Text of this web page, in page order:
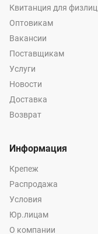
Квитанция для физлиц
Оптовикам
Вакансии
Поставщикам
Услуги
Новости
Доставка
Возврат
Информация
Крепеж
Распродажа
Условия
Юр.лицам
О компании